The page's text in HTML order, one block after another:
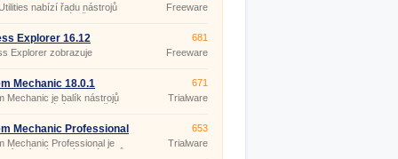
nabízí řadu nástrojů
pro opravu, údržbu
Freeware
Explorer 16.12
Explorer zobrazuje
681
Freeware
Mechanic 18.0.1
Mechanic je balík nástrojů
k vyhledání, odstranění a
671
Trialware
Mechanic Professional
Mechanic Professional je
balík výkonných nástrojů
653
Trialware